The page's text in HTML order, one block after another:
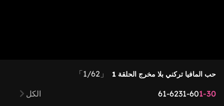
حب المافيا تركني بلا مخرج الحلقة 1
「1/62」
1-30
31-60
61-62 الكل